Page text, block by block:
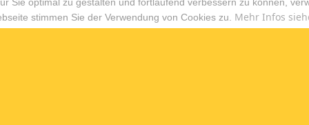
stimmen Sie der Verwendung von Cookies zu. Mehr Infos